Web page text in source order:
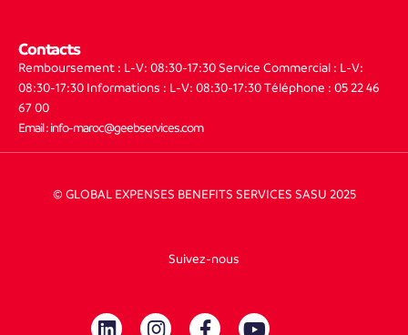
Contacts
Remboursement : L-V: 08:30-17:30 Service Commercial : L-V:
08:30-17:30 Informations : L-V: 08:30-17:30 Téléphone : 05 22 46
67 00
Email : info-maroc@geebservices.com
© GLOBAL EXPENSES BENEFITS SERVICES SASU 2025
Suivez-nous